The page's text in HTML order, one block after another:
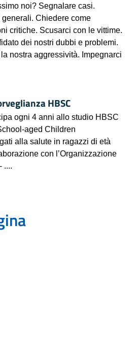
noi? Segnalare casi.
Chiedere come
critiche. Scusarci con le vittime.
dei nostri dubbi e problemi.
nostra aggressività. Impegnarci
HBSC
ogni 4 anni allo studio HBSC
aged Children
alla salute in ragazzi di età
con l’Organizzazione
....